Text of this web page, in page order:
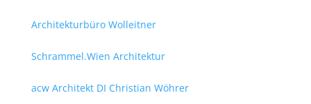
Architekturbüro Wolleitner
Schrammel.Wien Architektur
acw Architekt DI Christian Wöhrer